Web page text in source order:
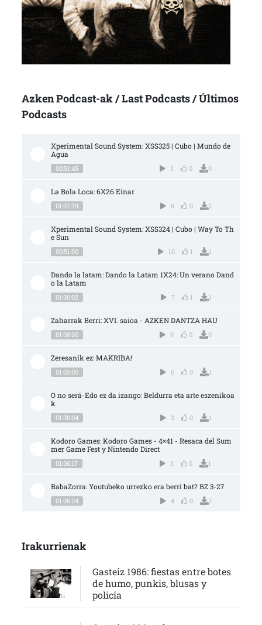
Azken Podcast-ak / Last Podcasts / Últimos
Podcasts
Xperimental Sound System: XSS325 | Cubo | Mundo de
Agua
00:51:45 3 0 0
La Bola Loca: 6X26 Einar
01:07:39 8 0 1
Xperimental Sound System: XSS324 | Cubo | Way To Th
e Sun
00:51:00 10 1 1
Dando la latam: Dando la Latam 1X24: Un verano Dand
o la Latam
01:00:02 7 1 1
Zaharrak Berri: XVI. saioa - AZKEN DANTZA HAU
01:08:00 9 0 0
Zeresanik ez: MAKRIBA!
01:02:00 6 0 1
O no será-Edo ez da izango: Beldurra eta arte eszenikoa
k
01:00:04 3 0 1
Kodoro Games: Kodoro Games - 4×41 - Resaca del Sum
mer Game Fest y Nintendo Direct
01:06:17 3 0 1
BabaZorra: Youtubeko urrezko era berri bat? BZ 3-27
01:06:24 4 0 1
Irakurrienak
Gasteiz 1986: fiestas entre botes
de humo, punkis, blusas y
policía